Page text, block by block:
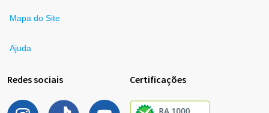
Mapa do Site
Ajuda
Redes sociais Certificações